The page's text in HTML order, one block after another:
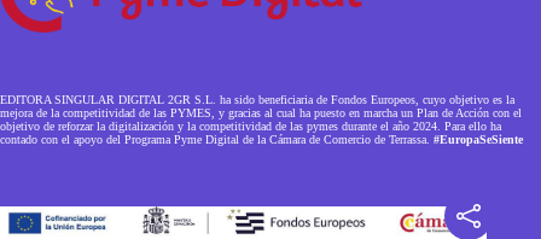
EDITORA SINGULAR DIGITAL 2GR S.L. ha sido beneficiaria de Fondos Europeos, cuyo objetivo es la
mejora de la competitividad de las PYMES, y gracias al cual ha puesto en marcha un Plan de Acción con el
objetivo de reforzar la digitalización y la competitividad de las pymes durante el año 2024. Para ello ha
contado con el apoyo del Programa Pyme Digital de la Cámara de Comercio de Terrassa. #EuropaSeSiente